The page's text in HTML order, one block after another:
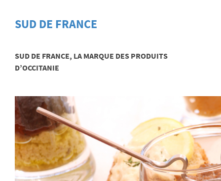
SUD DE FRANCE
SUD DE FRANCE, LA MARQUE DES PRODUITS
D’OCCITANIE